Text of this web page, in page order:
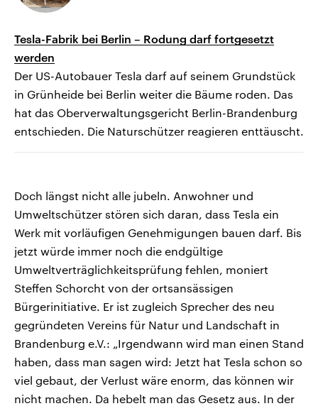
Tesla-Fabrik bei Berlin – Rodung darf fortgesetzt
werden
Der US-Autobauer Tesla darf auf seinem Grundstück
in Grünheide bei Berlin weiter die Bäume roden. Das
hat das Oberverwaltungsgericht Berlin-Brandenburg
entschieden. Die Naturschützer reagieren enttäuscht.
Doch längst nicht alle jubeln. Anwohner und
Umweltschützer stören sich daran, dass Tesla ein
Werk mit vorläufigen Genehmigungen bauen darf. Bis
jetzt würde immer noch die endgültige
Umweltverträglichkeitsprüfung fehlen, moniert
Steffen Schorcht von der ortsansässigen
Bürgerinitiative. Er ist zugleich Sprecher des neu
gegründeten Vereins für Natur und Landschaft in
Brandenburg e.V.: „Irgendwann wird man einen Stand
haben, dass man sagen wird: Jetzt hat Tesla schon so
viel gebaut, der Verlust wäre enorm, das können wir
nicht machen. Da hebelt man das Gesetz aus. In der